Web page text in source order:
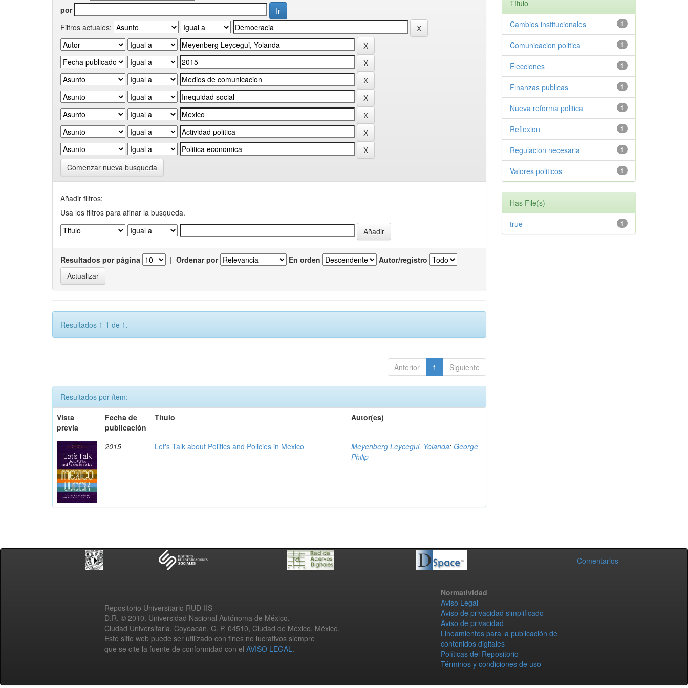
por
Filtros actuales:
Comenzar nueva busqueda
Añadir filtros:
Usa los filtros para afinar la busqueda.
Resultados por página | Ordenar por En orden Autor/registro
Resultados 1-1 de 1.
Anterior 1 Siguiente
Resultados por ítem:
Vista
previa
Fecha de
publicación
Título Autor(es)
2015 Let's Talk about Politics and Policies in Mexico Meyenberg Leycegui, Yolanda; George
Philip
Título
1
Cambios institucionales
1
Comunicacion politica
1
Elecciones
1
Finanzas publicas
1
Nueva reforma politica
1
Reflexion
1
Regulacion necesaria
1
Valores politicos
Has File(s)
1
true
Comentarios
Repositorio Universitario RUD-IIS
D.R. © 2010. Universidad Nacional Autónoma de México.
Ciudad Universitaria, Coyoacán, C. P. 04510, Ciudad de México, México.
Este sitio web puede ser utilizado con fines no lucrativos siempre
que se cite la fuente de conformidad con el AVISO LEGAL.
Normatividad
Aviso Legal
Aviso de privacidad simplificado
Aviso de privacidad
Lineamientos para la publicación de
contenidos digitales
Políticas del Repositorio
Términos y condiciones de uso